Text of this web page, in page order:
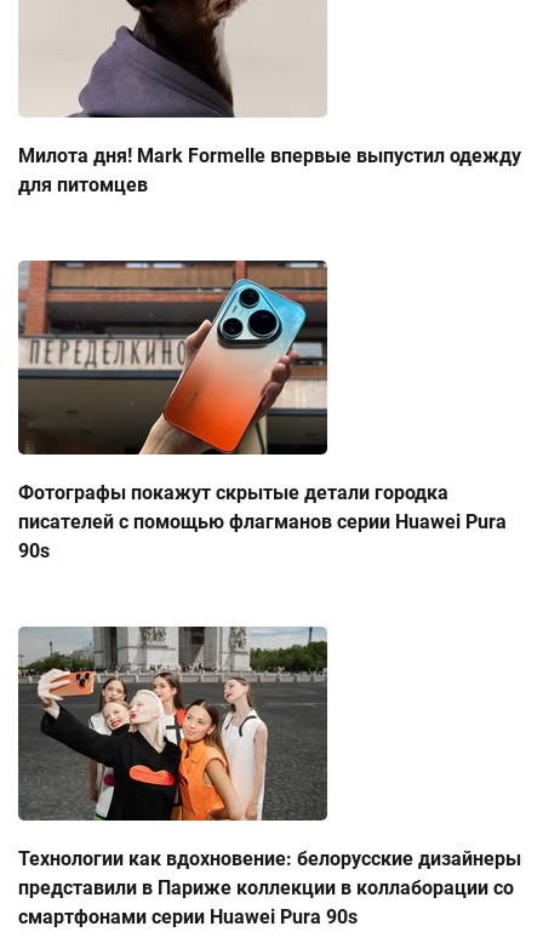
Милота дня! Mark Formelle впервые выпустил одежду
для питомцев
Фотографы покажут скрытые детали городка
писателей с помощью флагманов серии Huawei Pura
90s
Технологии как вдохновение: белорусские дизайнеры
представили в Париже коллекции в коллаборации со
смартфонами серии Huawei Pura 90s